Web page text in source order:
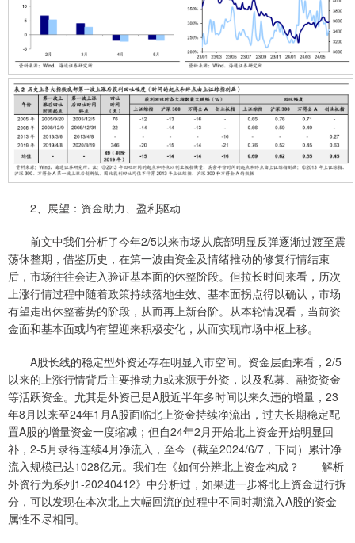
2、展望：资金助力、盈利驱动
前文中我们分析了今年2/5以来市场从底部明显反弹逐渐过渡至震
荡休整期，借鉴历史，在第一波由资金及情绪推动的修复行情结束
后，市场往往会进入验证基本面的休整阶段。但拉长时间来看，历次
上涨行情过程中随着政策持续落地生效、基本面拐点得以确认，市场
有望走出休整蓄势的阶段，从而再上新台阶。从本轮情况看，当前资
金面和基本面或均有望迎来积极变化，从而实现市场中枢上移。
A股长线的稳定型外资还存在明显入市空间。资金层面来看，2/5
以来的上涨行情背后主要推动力或来源于外资，以及私募、融资资金
等活跃资金。尤其是外资已是A股近半年多时间以来久违的增量，23
年8月以来至24年1月A股面临北上资金持续净流出，过去长期稳定配
置A股的增量资金一度缩减；但自24年2月开始北上资金开始明显回
补，2-5月录得连续4月净流入，至今（截至2024/6/7，下同）累计净
流入规模已达1028亿元。我们在《如何分辨北上资金构成？——解析
外资行为系列1-20240412》中分析过，如果进一步将北上资金进行拆
分，可以发现在本次北上大幅回流的过程中不同时期流入A股的资金
属性不尽相同。